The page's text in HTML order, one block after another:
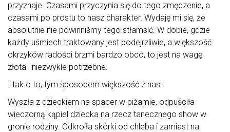
przyznaje. Czasami przyczynia się do tego zmęczenie, a
czasami po prostu to nasz charakter. Wydaję mi się, że
absolutnie nie powinniśmy tego stłamsić. W dobie, gdzie
każdy uśmiech traktowany jest podejrzliwie, a większość
okrzyków radości brzmi bardzo obco, to jest na wagę
złota i niezwykle potrzebne.
I tak o to, tym sposobem większość z nas:
Wyszła z dzieckiem na spacer w piżamie, odpuściła
wieczorną kąpiel dziecka na rzecz tanecznego show w
gronie rodziny. Odkroiła skórki od chleba i zamiast na